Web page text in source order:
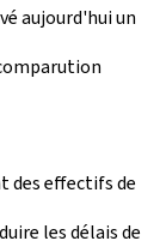
aujourd'hui un
des effectifs de
les délais de